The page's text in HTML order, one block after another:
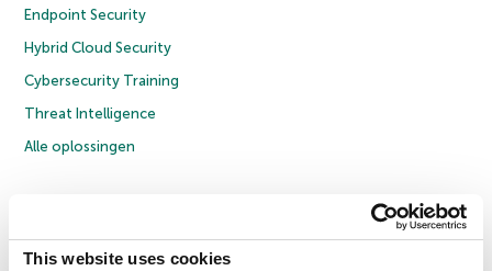
This website uses cookies
Endpoint Security
Hybrid Cloud Security
Cybersecurity Training
Threat Intelligence
Alle oplossingen
Privacybeleid
Licentieovereenkomst B2B
Cookies